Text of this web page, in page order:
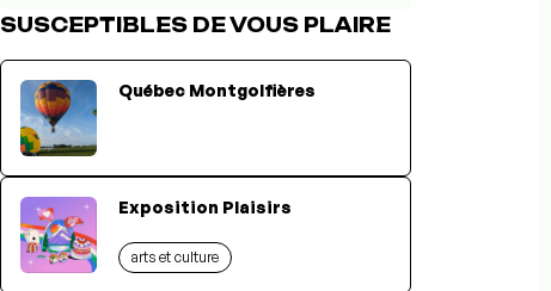
SUSCEPTIBLES DE VOUS PLAIRE
Québec Montgolfières
Exposition Plaisirs
arts et culture